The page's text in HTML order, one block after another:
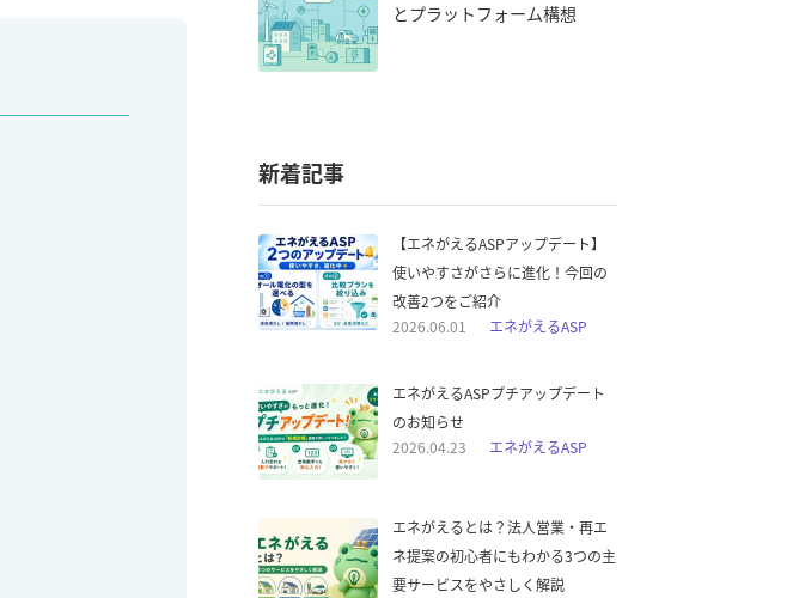
とプラットフォーム構想
新着記事
【エネがえるASPアップデート】
使いやすさがさらに進化！今回の
改善2つをご紹介
2026.06.01
エネがえるASP
エネがえるASPプチアップデート
のお知らせ
2026.04.23
エネがえるASP
エネがえるとは？法人営業・再エ
ネ提案の初心者にもわかる3つの主
要サービスをやさしく解説